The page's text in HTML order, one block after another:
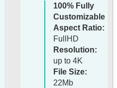
100% Fully
Customizable
Aspect Ratio:
FullHD
Resolution:
up to 4K
File Size:
22Mb